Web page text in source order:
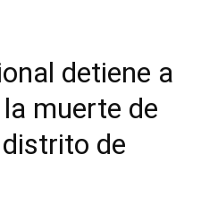
detiene a
muerte de
de